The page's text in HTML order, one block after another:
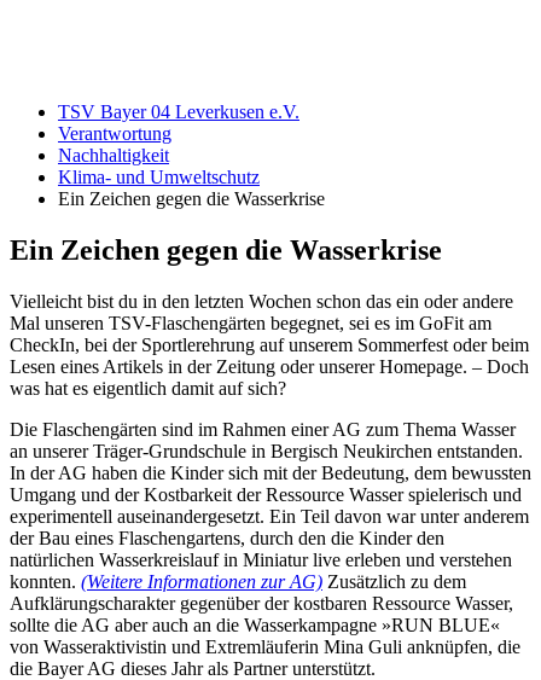
TSV Bayer 04 Leverkusen e.V.
Verantwortung
Nachhaltigkeit
Klima- und Umweltschutz
Ein Zeichen gegen die Wasserkrise
Ein Zeichen gegen die Wasserkrise
Vielleicht bist du in den letzten Wochen schon das ein oder andere
Mal unseren TSV-Flaschengärten begegnet, sei es im GoFit am
CheckIn, bei der Sportlerehrung auf unserem Sommerfest oder beim
Lesen eines Artikels in der Zeitung oder unserer Homepage. – Doch
was hat es eigentlich damit auf sich?
Die Flaschengärten sind im Rahmen einer AG zum Thema Wasser
an unserer Träger-Grundschule in Bergisch Neukirchen entstanden.
In der AG haben die Kinder sich mit der Bedeutung, dem bewussten
Umgang und der Kostbarkeit der Ressource Wasser spielerisch und
experimentell auseinandergesetzt. Ein Teil davon war unter anderem
der Bau eines Flaschengartens, durch den die Kinder den
natürlichen Wasserkreislauf in Miniatur live erleben und verstehen
konnten. (Weitere Informationen zur AG) Zusätzlich zu dem
Aufklärungscharakter gegenüber der kostbaren Ressource Wasser,
sollte die AG aber auch an die Wasserkampagne »RUN BLUE«
von Wasseraktivistin und Extremläuferin Mina Guli anknüpfen, die
die Bayer AG dieses Jahr als Partner unterstützt.